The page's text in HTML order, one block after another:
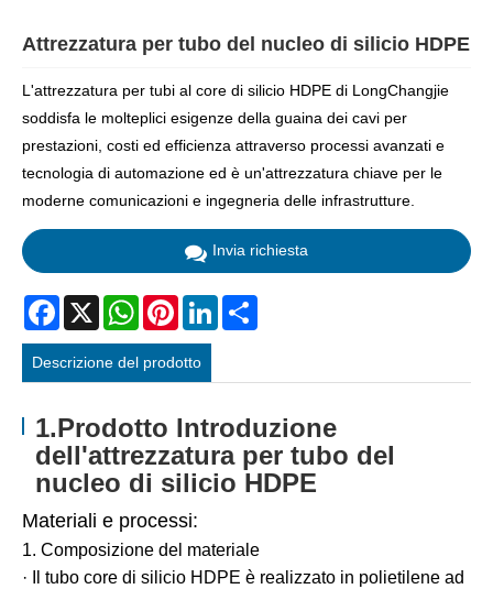
Attrezzatura per tubo del nucleo di silicio HDPE
L'attrezzatura per tubi al core di silicio HDPE di LongChangjie
soddisfa le molteplici esigenze della guaina dei cavi per
prestazioni, costi ed efficienza attraverso processi avanzati e
tecnologia di automazione ed è un'attrezzatura chiave per le
moderne comunicazioni e ingegneria delle infrastrutture.
Invia richiesta
Facebook
X WhatsAppPinterestLinkedIn
Descrizione del prodotto
1.Prodotto Introduzione
dell'attrezzatura per tubo del
nucleo di silicio HDPE
Materiali e processi:
1. Composizione del materiale
· Il tubo core di silicio HDPE è realizzato in polietilene ad